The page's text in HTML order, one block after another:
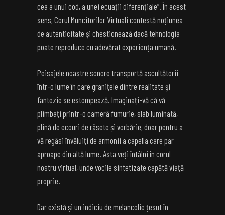
cea a unui cod, a unei ecuații diferențiale”. În acest
sens, Corul Muncitorilor Virtuali contestă noțiunea
de autenticitate și chestionează dacă tehnologia
poate reproduce cu adevărat experiența umană.
Peisajele noastre sonore transportă ascultătorii
într-o lume în care granițele dintre realitate și
fantezie se estompează. Imaginați-vă că vă
plimbați printr-o cameră fumurie, slab luminată,
plină de ecouri de râsete și vorbărie, doar pentru a
vă regăsi învăluiți de armonii a capella care par
aproape din altă lume. Asta veți întâlni în corul
nostru virtual, unde vocile sintetizate capătă viață
proprie.
Dar există și un indiciu de melancolie țesut în